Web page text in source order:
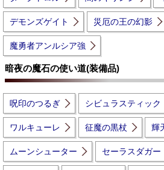
デモンズゲイト 災厄の王の幻影
魔勇者アンルシア強
暗夜の魔石の使い道(装備品)
呪印のつるぎ シビュラスティック
ワルキューレ 征魔の黒杖 輝
ムーンシューター セーラスダガー